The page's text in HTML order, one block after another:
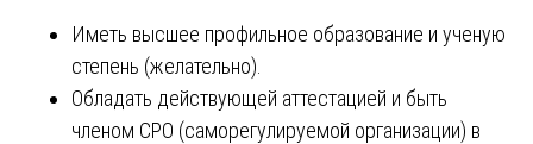
Иметь высшее профильное образование и ученую
степень (желательно).
Обладать действующей аттестацией и быть
членом СРО (саморегулируемой организации) в